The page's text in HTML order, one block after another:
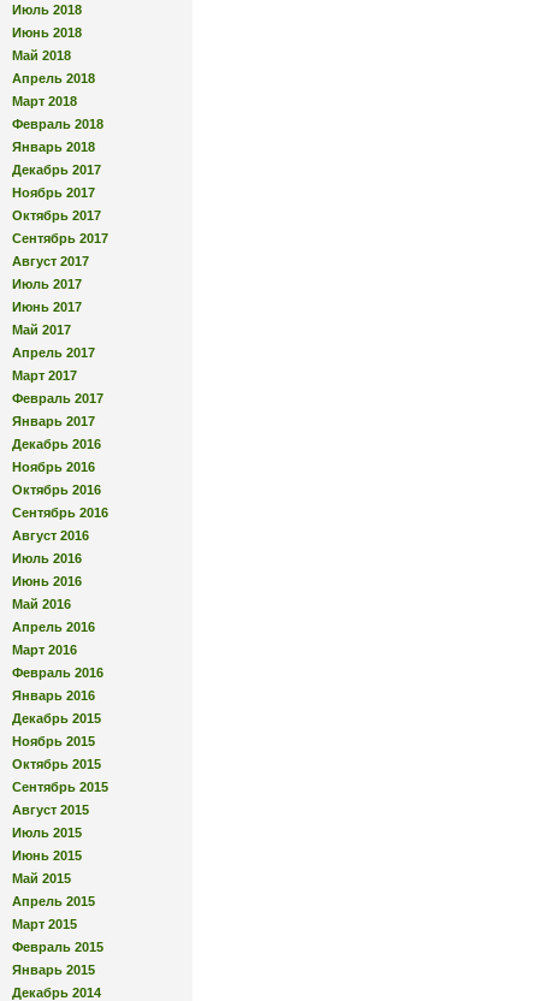
Июль 2018
Июнь 2018
Май 2018
Апрель 2018
Март 2018
Февраль 2018
Январь 2018
Декабрь 2017
Ноябрь 2017
Октябрь 2017
Сентябрь 2017
Август 2017
Июль 2017
Июнь 2017
Май 2017
Апрель 2017
Март 2017
Февраль 2017
Январь 2017
Декабрь 2016
Ноябрь 2016
Октябрь 2016
Сентябрь 2016
Август 2016
Июль 2016
Июнь 2016
Май 2016
Апрель 2016
Март 2016
Февраль 2016
Январь 2016
Декабрь 2015
Ноябрь 2015
Октябрь 2015
Сентябрь 2015
Август 2015
Июль 2015
Июнь 2015
Май 2015
Апрель 2015
Март 2015
Февраль 2015
Январь 2015
Декабрь 2014